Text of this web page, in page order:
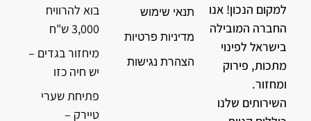
למקום הנכון! אנו
החברה המובילה
בישראל לפינוי
מתכות, פירוק
ומחזור.
השירותים שלנו
תנאי שימוש
מדיניות פרטיות
הצהרת נגישות
בוא להרוויח
3,000 ש"ח
מיחזור בגדים –
יש חיה כזו
פתיחת שערי
טיירק –